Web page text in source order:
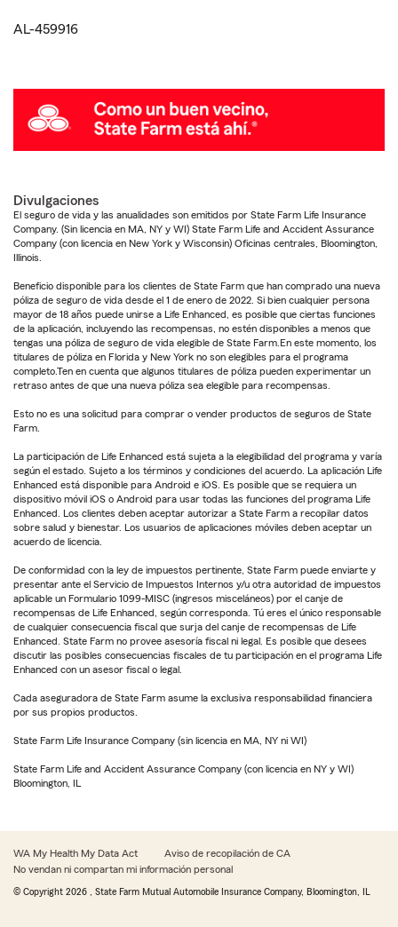
AL-459916
Divulgaciones
El seguro de vida y las anualidades son emitidos por State Farm Life Insurance
Company. (Sin licencia en MA, NY y WI) State Farm Life and Accident Assurance
Company (con licencia en New York y Wisconsin) Oficinas centrales, Bloomington,
Illinois.
Beneficio disponible para los clientes de State Farm que han comprado una nueva
póliza de seguro de vida desde el 1 de enero de 2022. Si bien cualquier persona
mayor de 18 años puede unirse a Life Enhanced, es posible que ciertas funciones
de la aplicación, incluyendo las recompensas, no estén disponibles a menos que
tengas una póliza de seguro de vida elegible de State Farm.En este momento, los
titulares de póliza en Florida y New York no son elegibles para el programa
completo.Ten en cuenta que algunos titulares de póliza pueden experimentar un
retraso antes de que una nueva póliza sea elegible para recompensas.
Esto no es una solicitud para comprar o vender productos de seguros de State
Farm.
La participación de Life Enhanced está sujeta a la elegibilidad del programa y varía
según el estado. Sujeto a los términos y condiciones del acuerdo. La aplicación Life
Enhanced está disponible para Android e iOS. Es posible que se requiera un
dispositivo móvil iOS o Android para usar todas las funciones del programa Life
Enhanced. Los clientes deben aceptar autorizar a State Farm a recopilar datos
sobre salud y bienestar. Los usuarios de aplicaciones móviles deben aceptar un
acuerdo de licencia.
De conformidad con la ley de impuestos pertinente, State Farm puede enviarte y
presentar ante el Servicio de Impuestos Internos y/u otra autoridad de impuestos
aplicable un Formulario 1099-MISC (ingresos misceláneos) por el canje de
recompensas de Life Enhanced, según corresponda. Tú eres el único responsable
de cualquier consecuencia fiscal que surja del canje de recompensas de Life
Enhanced. State Farm no provee asesoría fiscal ni legal. Es posible que desees
discutir las posibles consecuencias fiscales de tu participación en el programa Life
Enhanced con un asesor fiscal o legal.
Cada aseguradora de State Farm asume la exclusiva responsabilidad financiera
por sus propios productos.
State Farm Life Insurance Company (sin licencia en MA, NY ni WI)
State Farm Life and Accident Assurance Company (con licencia en NY y WI)
Bloomington, IL
WA My Health My Data Act
Aviso de recopilación de CA
No vendan ni compartan mi información personal
© Copyright 2026 , State Farm Mutual Automobile Insurance Company, Bloomington, IL